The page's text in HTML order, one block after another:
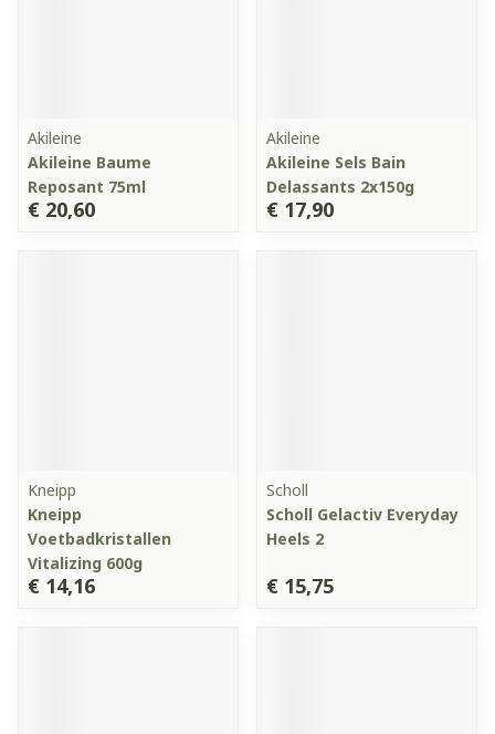
Akileine
Akileine Baume
Reposant 75ml
€ 20,60
Akileine
Akileine Sels Bain
Delassants 2x150g
€ 17,90
Kneipp
Kneipp
Voetbadkristallen
Vitalizing 600g
€ 14,16
Scholl
Scholl Gelactiv Everyday
Heels 2
€ 15,75